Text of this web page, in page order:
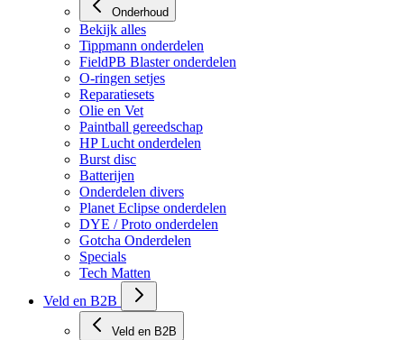
Onderhoud
Bekijk alles
Tippmann onderdelen
FieldPB Blaster onderdelen
O-ringen setjes
Reparatiesets
Olie en Vet
Paintball gereedschap
HP Lucht onderdelen
Burst disc
Batterijen
Onderdelen divers
Planet Eclipse onderdelen
DYE / Proto onderdelen
Gotcha Onderdelen
Specials
Tech Matten
Veld en B2B
Veld en B2B